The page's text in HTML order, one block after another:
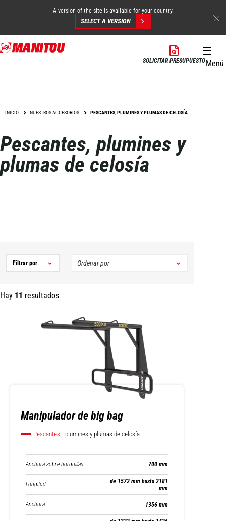
Pasar
al
A version of the site is available for your country.
SELECT A VERSION
SOLICITAR PRESUPUESTOMenú
INICIO NUESTROS ACCESORIOS PESCANTES, PLUMINES Y PLUMAS DE CELOSÍA
Pescantes, plumines y
plumas de celosía
Hay 11 resultados
Filtrar por
Manipulador de big bag
Pescantes, plumines y plumas de celosía
Anchura sobre horquillas 700 mm
Longitud
de 1572 mm hasta 2181
mm
Anchura 1356 mm